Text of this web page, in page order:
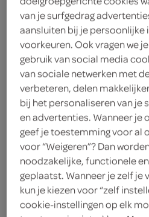
200 gram pikante hummus
100 gram ijsbergsla
1 rode ui
1 blik zwarte bonen
1 portie kippenvlees
2 teentjes knoflook
1 eetlepel Provençaalse
van je surfgedrag
aansluiten bij je persoonlijke
voorkeuren. Ook vragen we
gebruik van social media
van sociale netwerken met
verbeteren, delen
bij het personaliseren van je
en advertenties. Wanneer je
geef je toestemming voor al
voor “Weigeren”? Dan
noodzakelijke, functionele
geplaatst. Wanneer je zelf je
kun je kiezen voor “zelf
cookie-instellingen op elk